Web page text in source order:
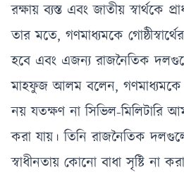
রক্ষায় ব্যস্ত এবং জাতীয় স্বার্থকে
তার মতে, গণমাধ্যমকে
হবে এবং এজন্য রাজনৈতিক
মাহফুজ আলম বলেন, গণমাধ্যমকে
নয় যতক্ষণ না সিভিল-মিলিটারি
করা যায়। তিনি রাজনৈতিক
স্বাধীনতায় কোনো বাধা সৃষ্টি না